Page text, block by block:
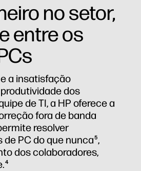
no setor,
entre os
a insatisfação
dos
de TI, a HP oferece a
fora de banda
resolver
PC do que nunca5,
dos colaboradores,
4